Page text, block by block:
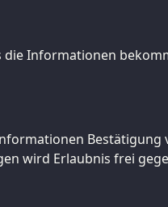
Informationen
Bestätigung
wird Erlaubnis frei